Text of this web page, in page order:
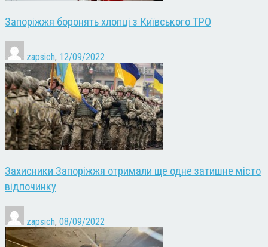
Запоріжжя боронять хлопці з Київського ТРО
zapsich, 12/09/2022
Захисники Запоріжжя отримали ще одне затишне місто
відпочинку
zapsich, 08/09/2022